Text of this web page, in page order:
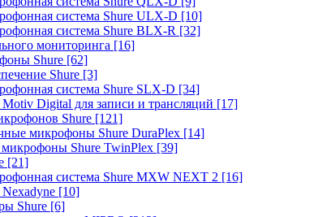
система Shure ULX-D [10]
система Shure BLX-R [32]
мониторинга [16]
Shure [62]
Shure [3]
система Shure SLX-D [34]
Digital для записи и трансляций [17]
Shure [121]
микрофоны Shure DuraPlex [14]
Shure TwinPlex [39]
[21]
система Shure MXW NEXT 2 [16]
[10]
Shure [6]